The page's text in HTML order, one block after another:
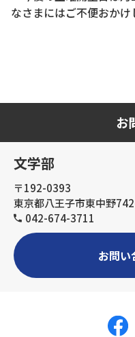
なさまにはご不便おかけ
お
文学部
〒192-0393
東京都八王子市東中野
042-674-3711
お問い